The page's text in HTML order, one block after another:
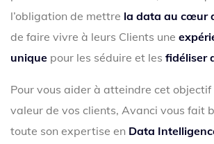
l’obligation de mettre la data au cœur
de faire vivre à leurs Clients une
unique pour les séduire et les fidéliser
Pour vous aider à atteindre cet
valeur de vos clients, Avanci vous fait
toute son expertise en Data